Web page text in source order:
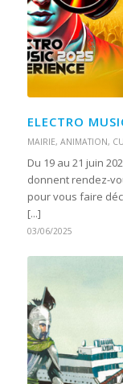
ELECTRO
MAIRIE, ANIMATION,
Du 19 au 21 juin
donnent rendez-
pour vous faire
[...]
03/06/2025